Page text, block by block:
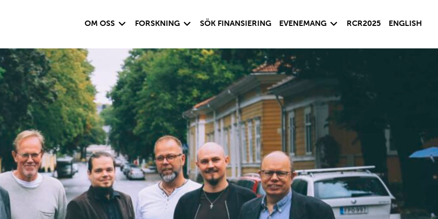
OM OSS Visa undersida
FORSKNING Visa undersida
SÖK FINANSIERING EVENEMANG Visa undersida
RCR2025 ENGLISH